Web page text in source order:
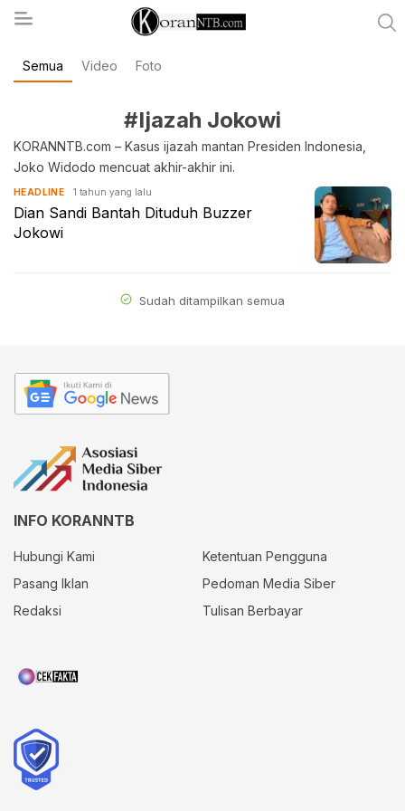
koranntb.com
Semua Video Foto
#Ijazah Jokowi
KORANNTB.com – Kasus ijazah mantan Presiden Indonesia,
Joko Widodo mencuat akhir-akhir ini.
HEADLINE 1 tahun yang lalu
Dian Sandi Bantah Dituduh Buzzer
Jokowi
Sudah ditampilkan semua
INFO KORANNTB
Hubungi Kami
Ketentuan Pengguna
Pasang Iklan
Pedoman Media Siber
Redaksi
Tulisan Berbayar